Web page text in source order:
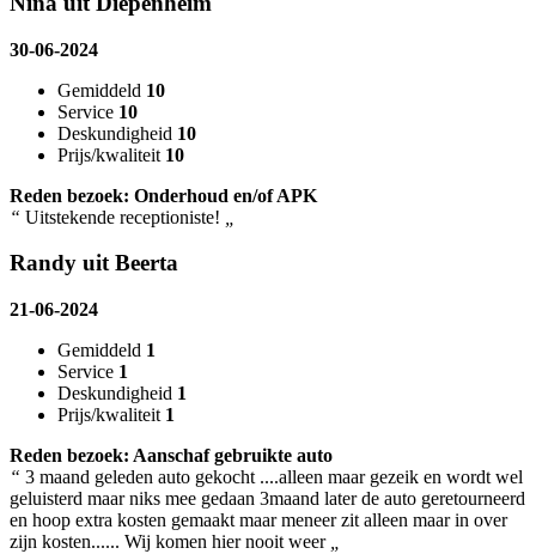
30-06-2024
Gemiddeld 10
Service 10
Deskundigheid 10
Prijs/kwaliteit 10
Reden bezoek: Onderhoud en/of APK
“ Uitstekende receptioniste!
Randy uit Beerta
21-06-2024
Gemiddeld 1
Service 1
Deskundigheid 1
Prijs/kwaliteit 1
Reden bezoek: Aanschaf gebruikte auto
“ 3 maand geleden auto gekocht ....alleen maar gezeik en wordt wel
geluisterd maar niks mee gedaan 3maand later de auto geretourneerd
en hoop extra kosten gemaakt maar meneer zit alleen maar in over
zijn kosten...... Wij komen hier nooit weer